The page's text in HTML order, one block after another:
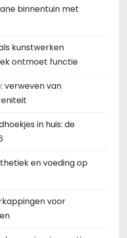
binnentuin met
kunstwerken
ontmoet functie
verweven van
in huis: de
en voeding op
voor